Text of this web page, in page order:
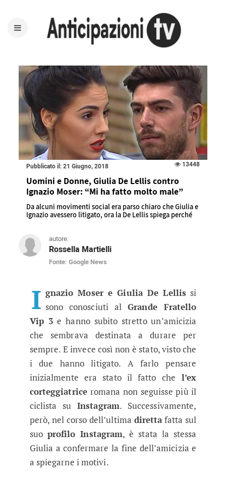
Pubblicato il: 21 Giugno, 2018 13448
Uomini e Donne, Giulia De Lellis contro
Ignazio Moser: “Mi ha fatto molto male”
Da alcuni movimenti social era parso chiaro che Giulia e
Ignazio avessero litigato, ora la De Lellis spiega perché
autore:
Rossella Martielli
Fonte: Google News
Uomini e Donne, Giulia De
I gnazio Moser e Giulia De Lellis si
sono conosciuti alGrande Fratello
Vip 3 e hanno subito stretto un’amicizia
che sembrava destinata a durare per
sempre. E invece così non è stato, visto che
i due hanno litigato. A farlo pensare
inizialmente era stato il fatto che l’ex
corteggiatriceromana non seguisse più il
ciclista suInstagram. Successivamente,
però, nel corso dell’ultima direttafatta sul
suo profilo Instagram, è stata la stessa
Giulia a confermare la fine dell’amicizia e
a spiegarne i motivi.